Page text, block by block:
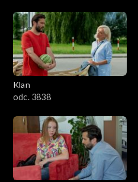
Klan
odc. 3838